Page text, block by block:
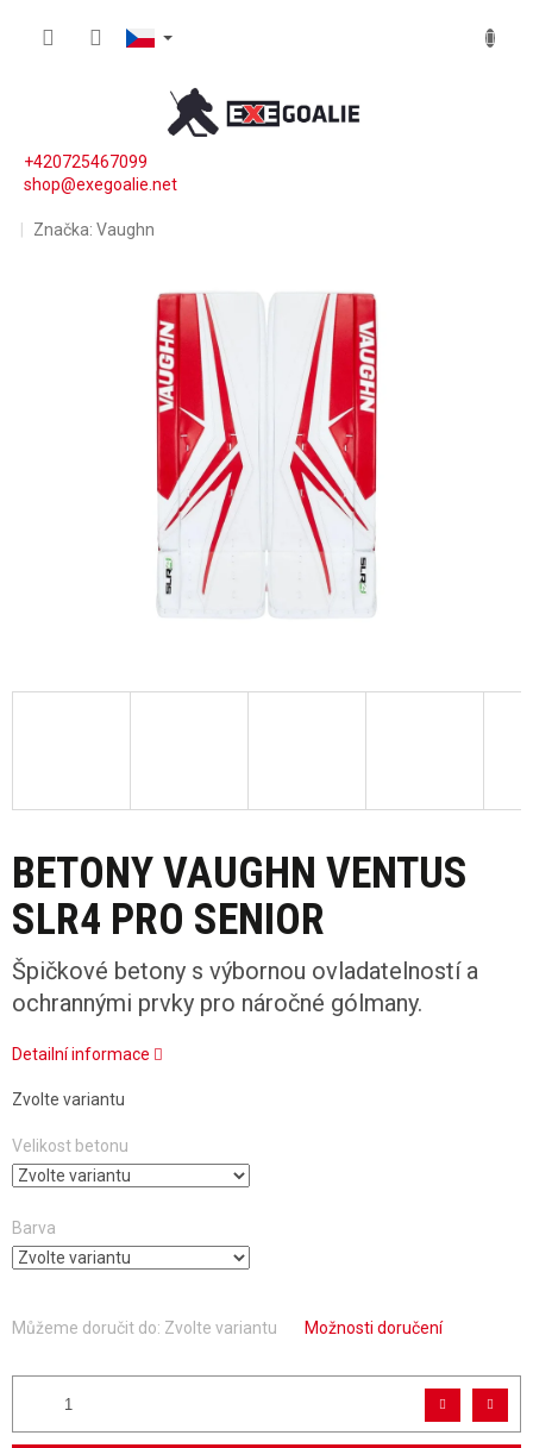
+420725467099
shop@exegoalie.net
Značka: Vaughn
BETONY VAUGHN VENTUS
SLR4 PRO SENIOR
Špičkové betony s výbornou ovladatelností a
ochrannými prvky pro náročné gólmany.
Detailní informace
Zvolte variantu
Velikost betonu
Barva
Můžeme doručit do: Zvolte variantu Možnosti doručení